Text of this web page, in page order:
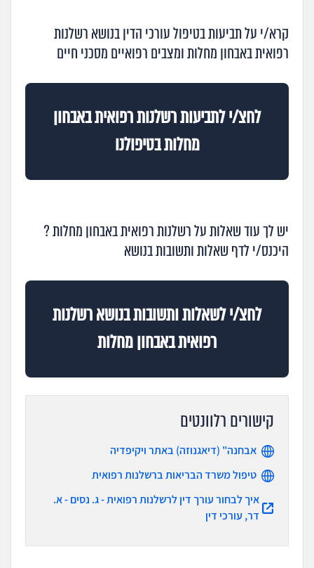
קרא/י על תביעות בטיפול עורכי הדין בנושא רשלנות
רפואית באבחון מחלות ומצבים רפואיים מסכני חיים
לחצ/י לתביעות רשלנות רפואית באבחון
מחלות בטיפולנו
יש לך עוד שאלות על רשלנות רפואית באבחון מחלות ?
היכנס/י לדף שאלות ותשובות בנושא
לחצ/י לשאלות ותשובות בנושא רשלנות
רפואית באבחון מחלות
קישורים רלוונטים
אבחנה" (דיאגנוזה) באתר ויקיפדיה
טיפול משרד הבריאות ברשלנות רפואית
איך לבחור עורך דין לרשלנות רפואית - ג. נסים - א.
דר, עורכי דין